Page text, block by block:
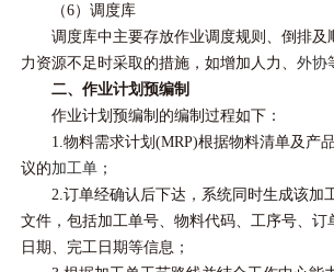
（6）调度库
调度库中主要存放作业调度规则、倒排及
力资源不足时采取的措施，如增加人力、外协
二、作业计划预编制
作业计划预编制的编制过程如下：
1.物料需求计划(MRP)根据物料清单及产
议的加工单 ；
2.订单经确认后下达，系统同时生成该加
文件，包括加工单号、物料代码、工序号、订
日期、完工日期等信息；